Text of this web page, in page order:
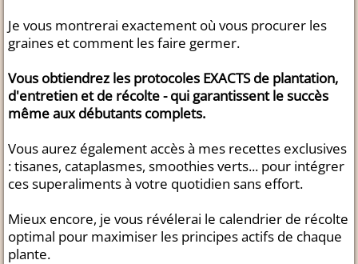
Je vous montrerai exactement où vous procurer les
graines et comment les faire germer.
Vous obtiendrez les protocoles EXACTS de plantation,
d'entretien et de récolte - qui garantissent le succès
même aux débutants complets.
Vous aurez également accès à mes recettes exclusives
: tisanes, cataplasmes, smoothies verts... pour intégrer
ces superaliments à votre quotidien sans effort.
Mieux encore, je vous révélerai le calendrier de récolte
optimal pour maximiser les principes actifs de chaque
plante.